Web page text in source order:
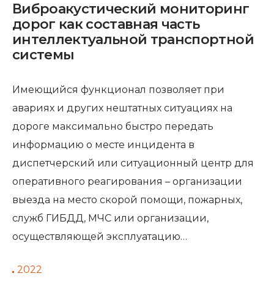
Виброакустический мониторинг
дорог как составная часть
интеллектуальной транспортной
системы
Имеющийся функционал позво­ляет при
авариях и других нештатных ситуациях на
дороге максималь­но быстро передать
информацию о месте инцидента в
диспетчерский или ситуационный центр для
опера­тивного реагирования – организа­ции
выезда на место скорой помо­щи, пожарных,
служб ГИБДД, МЧС или организации,
осуществляющей эксплуатацию…
2022